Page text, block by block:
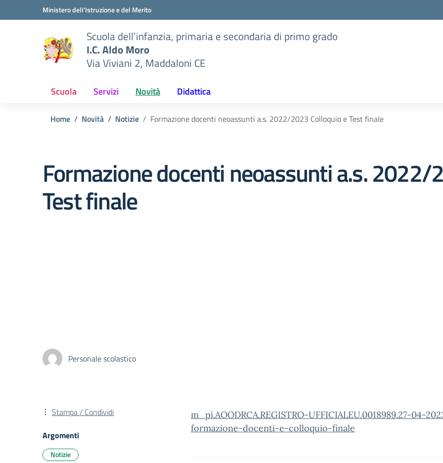
Vai ai contenuti
Vai al menu di navigazioneMinistero dell'Istruzione e del Merito
Scuola dell’infanzia, primaria e secondaria di primo grado
I.C. Aldo Moro
Via Viviani 2, Maddaloni CE
Scuola Servizi Novità Didattica
Home Novità Notizie Formazione docenti neoassunti a.s. 2022/2023 Colloquio e Test finale
Formazione docenti neoassunti a.s. 2022/
Test finale
Personale scolastico
m_pi.AOODRCA.REGISTRO-UFFICIALEU.0018989.27-04-
formazione-docenti-e-colloquio-finale
Stampa / Condividi
Argomenti
Notizie